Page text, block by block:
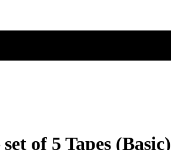
of 5 Tapes (Basic)